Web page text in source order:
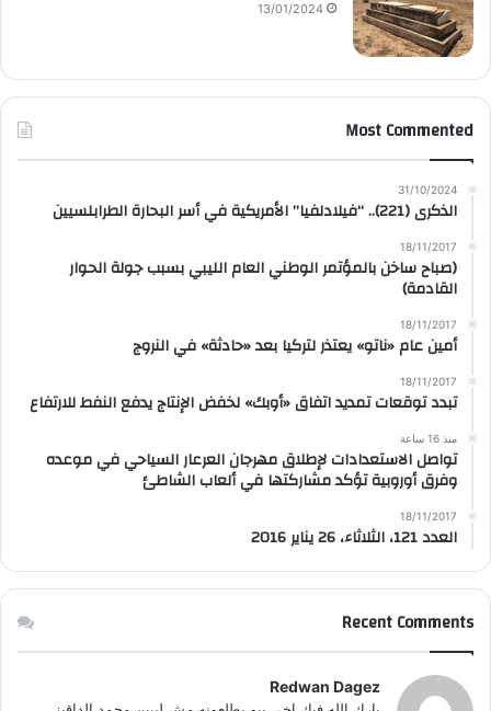
13/01/2024
Most Commented
31/10/2024
الذكرى (221).. “فيلادلفيا” الأمريكية في أسر البحارة الطرابلسيين
18/11/2017
(صباح ساخن بالمؤتمر الوطني العام الليبي بسبب جولة الحوار
القادمة)
18/11/2017
أمين عام «ناتو» يعتذر لتركيا بعد «حادثة» في النروج
18/11/2017
تبدد توقعات تمديد اتفاق «أوبك» لخفض الإنتاج يدفع النفط للارتفاع
منذ 16 ساعة
تواصل الاستعدادات لإطلاق مهرجان العرعار السياحي في موعده
وفرق أوروبية تؤكد مشاركتها في ألعاب الشاطئ
18/11/2017
العدد 121، الثلاثاء، 26 يناير 2016
Recent Comments
Redwan Dagez